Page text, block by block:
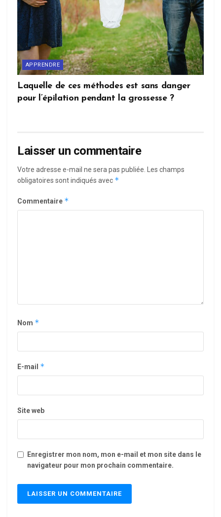
APPRENDRE
Laquelle de ces méthodes est sans danger
pour l’épilation pendant la grossesse ?
Laisser un commentaire
Votre adresse e-mail ne sera pas publiée. Les champs
obligatoires sont indiqués avec *
Commentaire *
Nom *
E-mail *
Site web
Enregistrer mon nom, mon e-mail et mon site dans le
navigateur pour mon prochain commentaire.